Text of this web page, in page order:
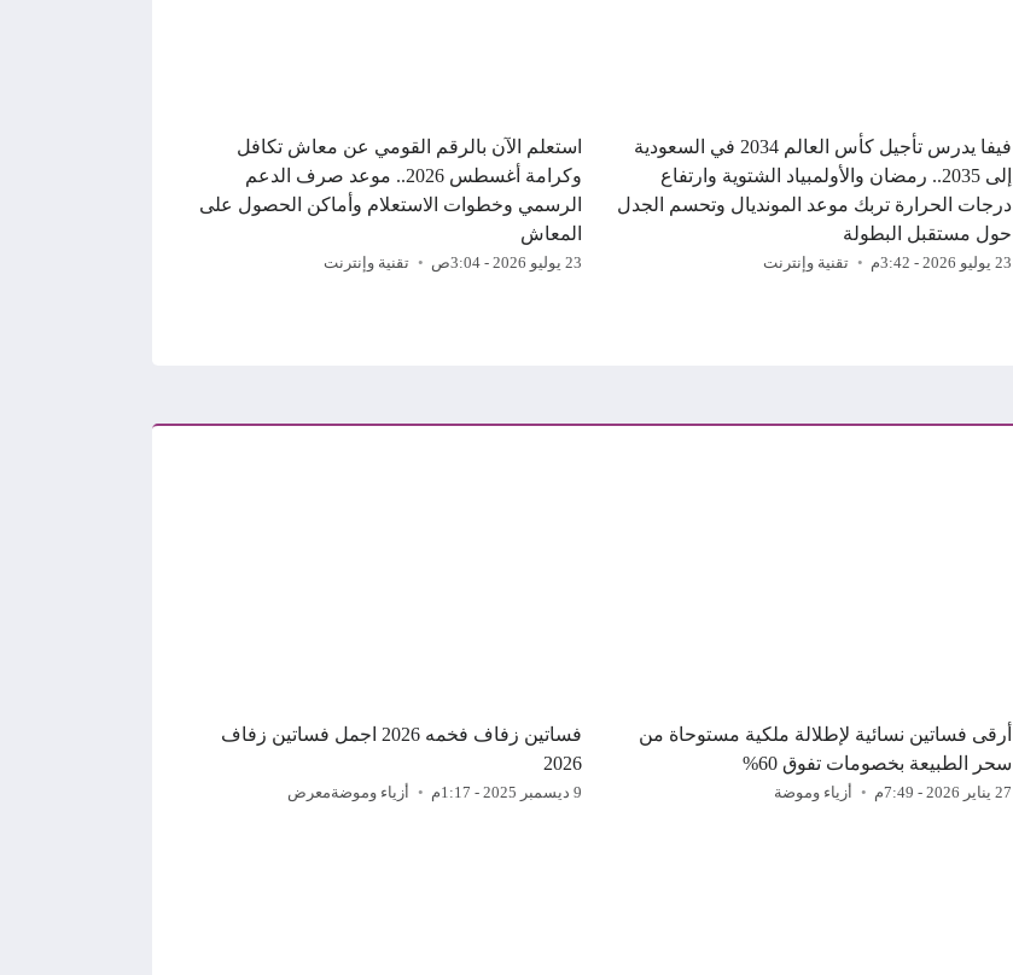
فيفا يدرس تأجيل كأس العالم 2034 في السعودية
إلى 2035.. رمضان والأولمبياد الشتوية وارتفاع
درجات الحرارة تربك موعد المونديال وتحسم الجدل
حول مستقبل البطولة
23 يوليو 2026 - 3:42م تقنية وإنترنت
استعلم الآن بالرقم القومي عن معاش تكافل
وكرامة أغسطس 2026.. موعد صرف الدعم
الرسمي وخطوات الاستعلام وأماكن الحصول على
المعاش
23 يوليو 2026 - 3:04ص تقنية وإنترنت
أرقى فساتين نسائية لإطلالة ملكية مستوحاة من
سحر الطبيعة بخصومات تفوق 60%
27 يناير 2026 - 7:49م أزياء وموضة
فساتين زفاف فخمه 2026 اجمل فساتين زفاف
2026
9 ديسمبر 2025 - 1:17م أزياء وموضةمعرض